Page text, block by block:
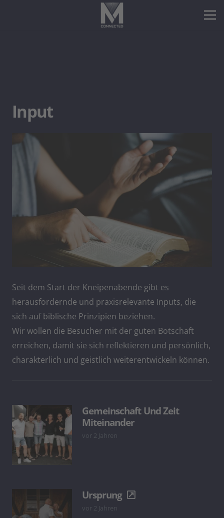
Input
Seit dem Start der Kneipenabende gibt es
herausfordernde und praxisrelevante Inputs, die
sich auf biblische Prinzipien beziehen.
Wir wollen die Besucher mit der guten Botschaft
erreichen, damit sie sich reflektieren und persönlich,
charakterlich und geistlich weiterentwickeln können.
Gemeinschaft Und Zeit
Miteinander
vor 2 Jahren
Ursprung
vor 2 Jahren